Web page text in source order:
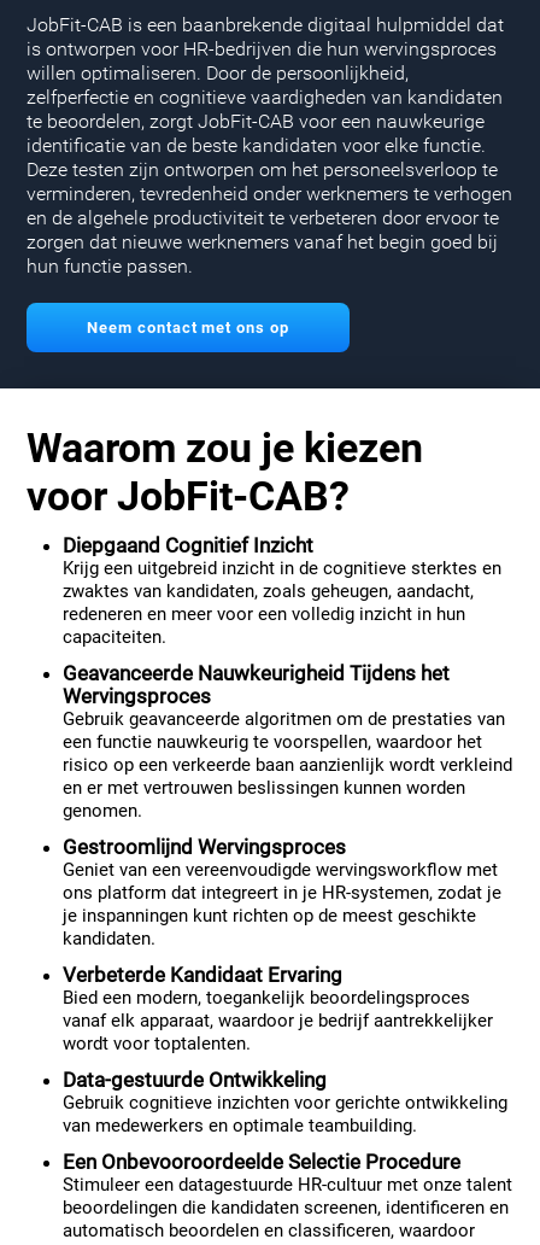
JobFit-CAB is een baanbrekende digitaal hulpmiddel dat
is ontworpen voor HR-bedrijven die hun wervingsproces
willen optimaliseren. Door de persoonlijkheid,
zelfperfectie en cognitieve vaardigheden van kandidaten
te beoordelen, zorgt JobFit-CAB voor een nauwkeurige
identificatie van de beste kandidaten voor elke functie.
Deze testen zijn ontworpen om het personeelsverloop te
verminderen, tevredenheid onder werknemers te verhogen
en de algehele productiviteit te verbeteren door ervoor te
zorgen dat nieuwe werknemers vanaf het begin goed bij
hun functie passen.
Neem contact met ons op
Waarom zou je kiezen
voor JobFit-CAB?
Diepgaand Cognitief Inzicht
Krijg een uitgebreid inzicht in de cognitieve sterktes en
zwaktes van kandidaten, zoals geheugen, aandacht,
redeneren en meer voor een volledig inzicht in hun
capaciteiten.
Geavanceerde Nauwkeurigheid Tijdens het
Wervingsproces
Gebruik geavanceerde algoritmen om de prestaties van
een functie nauwkeurig te voorspellen, waardoor het
risico op een verkeerde baan aanzienlijk wordt verkleind
en er met vertrouwen beslissingen kunnen worden
genomen.
Gestroomlijnd Wervingsproces
Geniet van een vereenvoudigde wervingsworkflow met
ons platform dat integreert in je HR-systemen, zodat je
je inspanningen kunt richten op de meest geschikte
kandidaten.
Verbeterde Kandidaat Ervaring
Bied een modern, toegankelijk beoordelingsproces
vanaf elk apparaat, waardoor je bedrijf aantrekkelijker
wordt voor toptalenten.
Data-gestuurde Ontwikkeling
Gebruik cognitieve inzichten voor gerichte ontwikkeling
van medewerkers en optimale teambuilding.
Een Onbevooroordeelde Selectie Procedure
Stimuleer een datagestuurde HR-cultuur met onze talent
beoordelingen die kandidaten screenen, identificeren en
automatisch beoordelen en classificeren, waardoor